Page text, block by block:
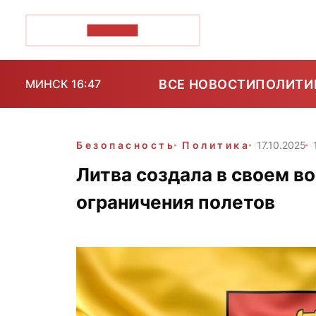
МИНСК 16:47 ВСЕ НОВОСТИ
Безопасность Политика 17.10.2025
Литва создала в своем
ограничения полетов